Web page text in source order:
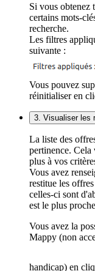
Si vous obtenez
certains mots-
recherche.
Les filtres
suivante :
Vous pouvez
réinitialiser en
3. Visualiser les
La liste des
pertinence.
plus à vos
Vous avez
restitue les
celles-ci sont
est le plus
Vous avez la
Mappy (non
handicap) en